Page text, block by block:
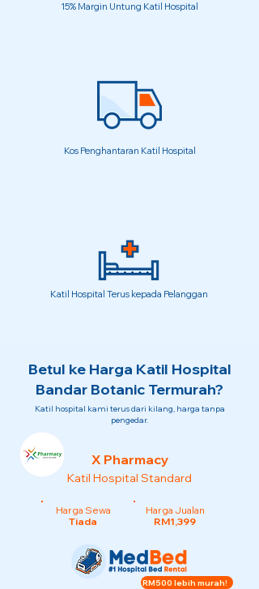
15% Margin Untung Katil Hospital
Kos Penghantaran Katil Hospital
Katil Hospital Terus kepada Pelanggan
Betul ke Harga Katil Hospital
Bandar Botanic Termurah?
Katil hospital kami terus dari kilang, harga tanpa
pengedar.
X Pharmacy
Katil Hospital Standard
Harga Sewa
Tiada
Harga Jualan
RM1,399
RM500 lebih murah!